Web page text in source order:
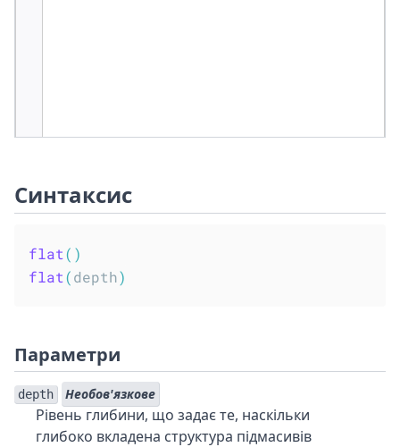
Синтаксис
flat( )
flat(depth)
Параметри
depth Необов'язкове
Рівень глибини, що задає те, наскільки
глибоко вкладена структура підмасивів